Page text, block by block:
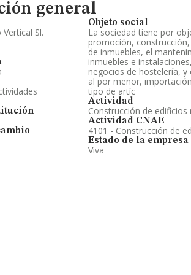
general
Sl.
Objeto social
La sociedad tiene por
promoción,
de inmuebles, el
inmuebles e
negocios de hostelería,
al por menor,
tipo de artíc
Actividad
Construcción de edificios
Actividad CNAE
4101 - Construcción de
Estado de la empresa
Viva